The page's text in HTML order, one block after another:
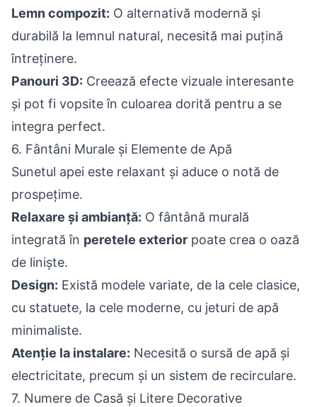
Lemn compozit: O alternativă modernă și
durabilă la lemnul natural, necesită mai puțină
întreținere.
Panouri 3D: Creează efecte vizuale interesante
și pot fi vopsite în culoarea dorită pentru a se
integra perfect.
6. Fântâni Murale și Elemente de Apă
Sunetul apei este relaxant și aduce o notă de
prospețime.
Relaxare și ambianță: O fântână murală
integrată în peretele exterior poate crea o oază
de liniște.
Design: Există modele variate, de la cele clasice,
cu statuete, la cele moderne, cu jeturi de apă
minimaliste.
Atenție la instalare: Necesită o sursă de apă și
electricitate, precum și un sistem de recirculare.
7. Numere de Casă și Litere Decorative